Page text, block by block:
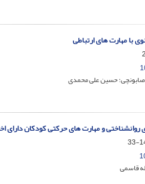
مهارت های ارتباطی
صابونچی؛ حسین علی محمدی
روانشناختی و مهارت های حرکتی کودکان
قاسمی